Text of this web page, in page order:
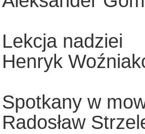
Lekcja nadziei
Henryk
Spotkany w
Radosław